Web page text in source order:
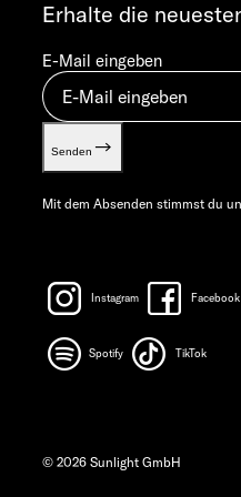
Erhalte die
E-Mail eingeben
Senden
Mit dem Absenden stimmst du
Instagram Facebook
Spotify TikTok
© 2026 Sunlight GmbH